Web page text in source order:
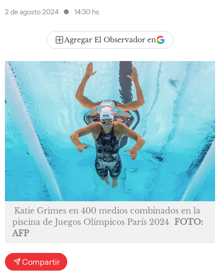
2 de agosto 2024 14:30 hs
Agregar El Observador en
Katie Grimes en 400 medios combinados en la
piscina de Juegos Olímpicos París 2024 FOTO:
AFP
Compartir